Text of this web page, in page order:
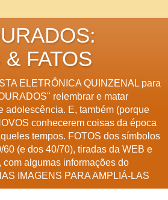
FATOS
ELETRÔNICA QUINZENAL para
relembrar e matar
adolescência. E, também (porque
conhecerem coisas da época
tempos. FOTOS dos símbolos
(e dos 40/70), tiradas da WEB e
com algumas informações do
IMAGENS PARA AMPLIÁ-LAS